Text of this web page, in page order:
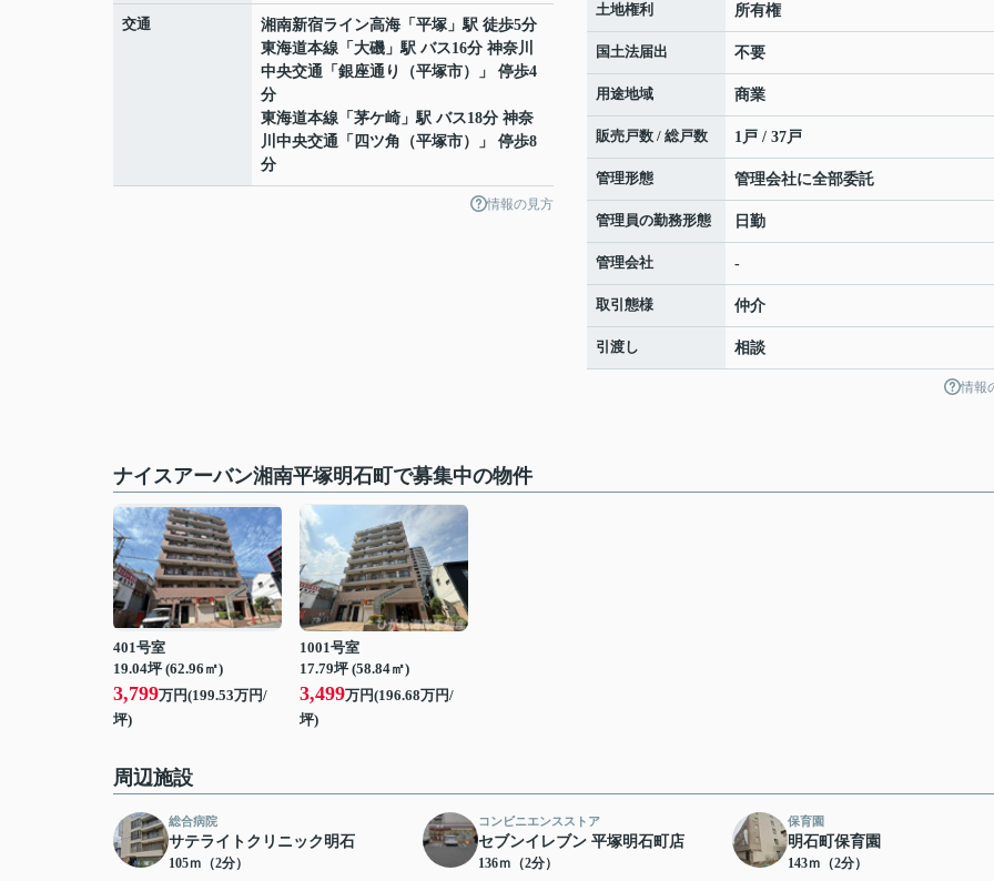
交通 湘南新宿ライン高海 「 平塚 」駅 徒歩5分
東海道本線 「 大磯 」駅 バス16分 神奈川
中央交通「銀座通り（平塚市）」 停歩4
分
東海道本線 「 茅ケ崎 」駅 バス18分 神奈
川中央交通「四ツ角（平塚市）」 停歩8
分
情報の見方
土地権利 所有権
国土法届出 不要
用途地域 商業
販売戸数 / 総戸数 1戸 / 37戸
管理形態 管理会社に全部委託
管理員の勤務形態 日勤
管理会社 -
取引態様 仲介
引渡し 相談
情報
ナイスアーバン湘南平塚明石町で募集中の物件
401号室
19.04坪 (62.96㎡)
3,799万円(199.53万円/
坪)
1001号室
17.79坪 (58.84㎡)
3,499万円(196.68万円/
坪)
周辺施設
総合病院
サテライトクリニック明石
105ｍ（2分）
コンビニエンスストア
セブンイレブン 平塚明石町店
136ｍ（2分）
保育園
明石町保育園
143ｍ（2分）